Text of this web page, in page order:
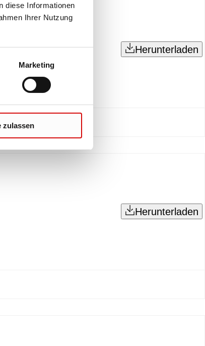
diese Informationen
Ihrer Nutzung
Marketing
zulassen
Herunterladen
Herunterladen